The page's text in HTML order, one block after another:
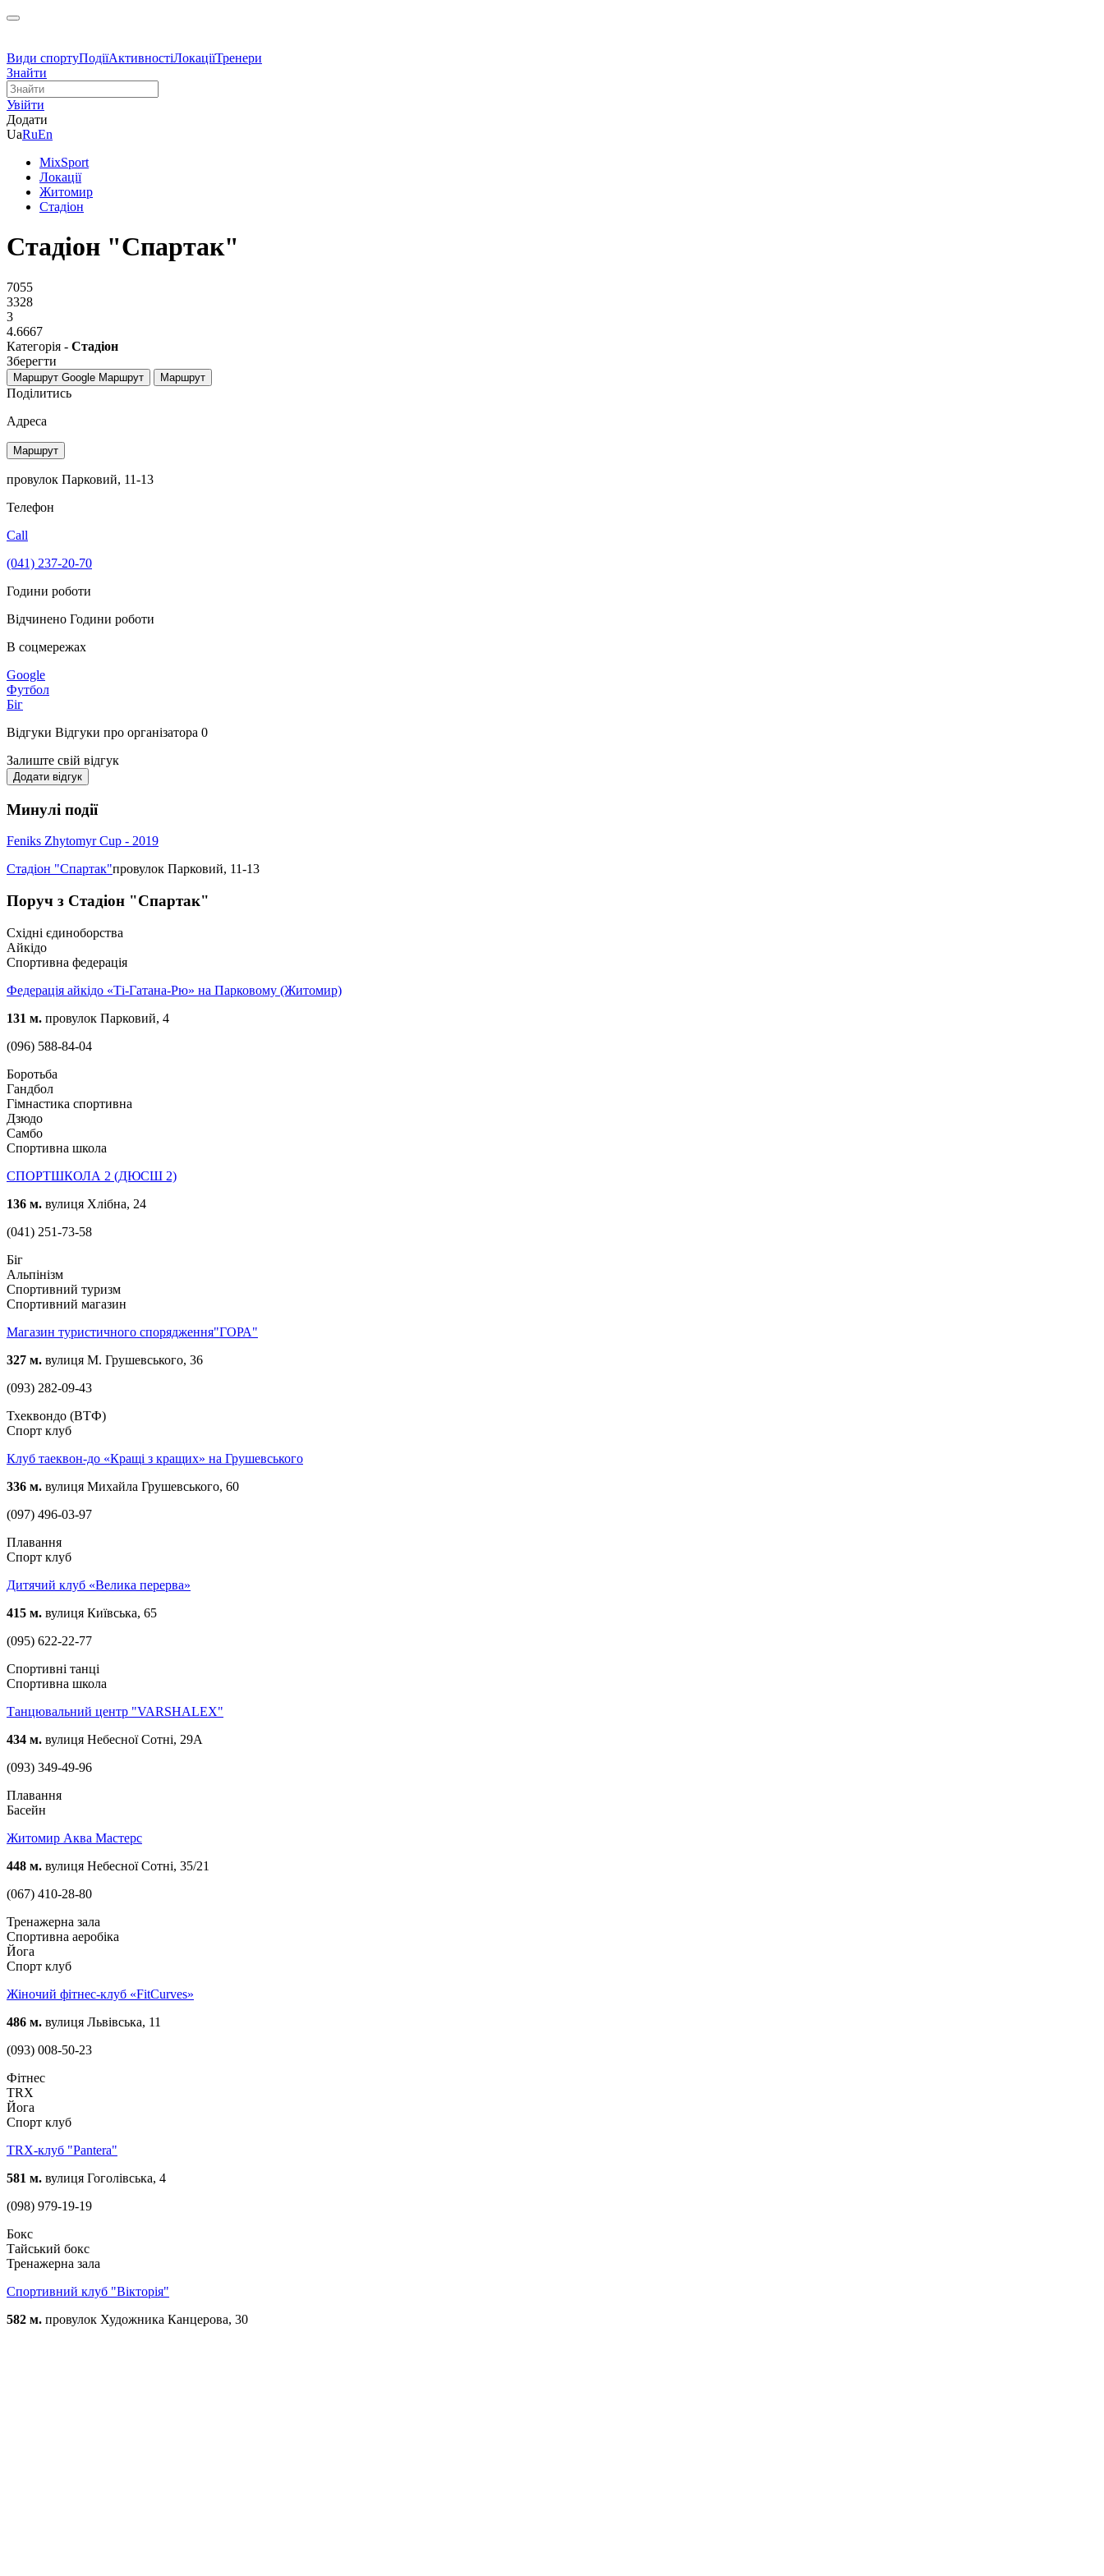
Види спортуПодіїАктивностіЛокаціїТренери
Знайти
Увійти
Додати
UaRuEn
MixSport
Локації
Житомир
Стадіон
Стадіон "Спартак"
7055
3328
3
4.6667
Категорія - Стадіон
Зберегти
Маршрут Google Маршрут Маршрут
Поділитись
Адреса
Маршрут
провулок Парковий, 11-13
Телефон
Call
(041) 237-20-70
Години роботи
Відчинено Години роботи
В соцмережах
Google
Футбол
Біг
Відгуки Відгуки про організатора 0
Залиште свій відгук
Додати відгук
Минулі події
Feniks Zhytomyr Cup - 2019
Стадіон "Спартак"провулок Парковий, 11-13
Поруч з Стадіон "Спартак"
Східні єдиноборства
Айкідо
Спортивна федерація
Федерація айкідо «Ті-Гатана-Рю» на Парковому (Житомир)
131 м. провулок Парковий, 4
(096) 588-84-04
Боротьба
Гандбол
Гімнастика спортивна
Дзюдо
Самбо
Спортивна школа
СПОРТШКОЛА 2 (ДЮСШ 2)
136 м. вулиця Хлібна, 24
(041) 251-73-58
Біг
Альпінізм
Спортивний туризм
Спортивний магазин
Магазин туристичного спорядження"ГОРА"
327 м. вулиця М. Грушевського, 36
(093) 282-09-43
Тхеквондо (ВТФ)
Спорт клуб
Клуб таеквон-до «Кращі з кращих» на Грушевського
336 м. вулиця Михайла Грушевського, 60
(097) 496-03-97
Плавання
Спорт клуб
Дитячий клуб «Велика перерва»
415 м. вулиця Київська, 65
(095) 622-22-77
Спортивні танці
Спортивна школа
Танцювальний центр "VARSHALEX"
434 м. вулиця Небесної Сотні, 29А
(093) 349-49-96
Плавання
Басейн
Житомир Аква Мастерс
448 м. вулиця Небесної Сотні, 35/21
(067) 410-28-80
Тренажерна зала
Спортивна аеробіка
Йога
Спорт клуб
Жіночий фітнес-клуб «FitCurves»
486 м. вулиця Львівська, 11
(093) 008-50-23
Фітнес
TRX
Йога
Спорт клуб
TRX-клуб "Pantera"
581 м. вулиця Гоголівська, 4
(098) 979-19-19
Бокс
Тайський бокс
Тренажерна зала
Спортивний клуб "Вікторія"
582 м. провулок Художника Канцерова, 30